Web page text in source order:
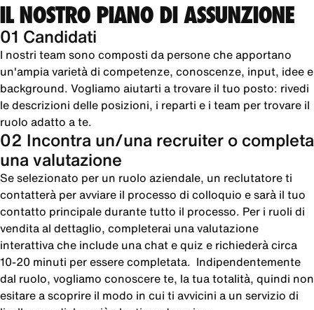
IL NOSTRO PIANO DI ASSUNZIONE
01 Candidati
I nostri team sono composti da persone che apportano
un'ampia varietà di competenze, conoscenze, input, idee e
background. Vogliamo aiutarti a trovare il tuo posto: rivedi
le descrizioni delle posizioni, i reparti e i team per trovare il
ruolo adatto a te.
02 Incontra un/una recruiter o completa
una valutazione
Se selezionato per un ruolo aziendale, un reclutatore ti
contatterà per avviare il processo di colloquio e sarà il tuo
contatto principale durante tutto il processo. Per i ruoli di
vendita al dettaglio, completerai una valutazione
interattiva che include una chat e quiz e richiederà circa
10-20 minuti per essere completata. Indipendentemente
dal ruolo, vogliamo conoscere te, la tua totalità, quindi non
esitare a scoprire il modo in cui ti avvicini a un servizio di